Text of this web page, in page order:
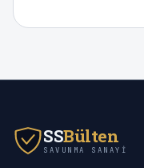
SSBülten
SAVUNMA SANAYI